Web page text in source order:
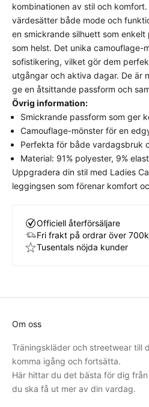
Normal passform
Detta plagg har en klassisk,
följer kroppens naturliga
stramt eller för löst.Välj din
bästa komfort och avsedda
kombinationen av stil och
värdesätter både mode och
en smickrande silhuett som
som helst. Det unika camouflage-
sofistikering, vilket gör dem
utgångar och aktiva dagar. De är
ge en åtsittande passform och
Övrig information:
Smickrande passform som ger
Camouflage-mönster för en
Perfekta för både vardagsbruk
Material: 91% polyester, 9%
Uppgradera din stil med Ladies
leggingsen som förenar komfort
Officiell återförsäljare
Fri frakt på ordrar över
Tusentals nöjda kunder
Om oss
Träningskläder och streetwear till
komma igång och fortsätta.
Här hittar du det bästa för dig
du ska få ut mer av din vardag.